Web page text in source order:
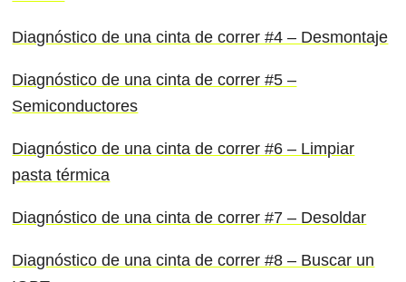
Diagnóstico de una cinta de correr #4 – Desmontaje
Diagnóstico de una cinta de correr #5 –
Semiconductores
Diagnóstico de una cinta de correr #6 – Limpiar
pasta térmica
Diagnóstico de una cinta de correr #7 – Desoldar
Diagnóstico de una cinta de correr #8 – Buscar un